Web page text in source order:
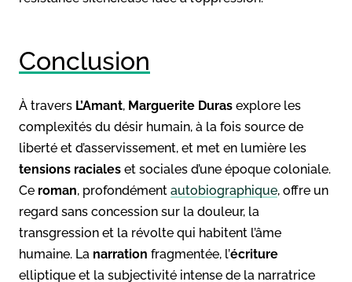
Conclusion
À travers L’Amant, Marguerite Duras explore les
complexités du désir humain, à la fois source de
liberté et d’asservissement, et met en lumière les
tensions raciales et sociales d’une époque coloniale.
Ce roman, profondément autobiographique, offre un
regard sans concession sur la douleur, la
transgression et la révolte qui habitent l’âme
humaine. La narration fragmentée, l’écriture
elliptique et la subjectivité intense de la narratrice